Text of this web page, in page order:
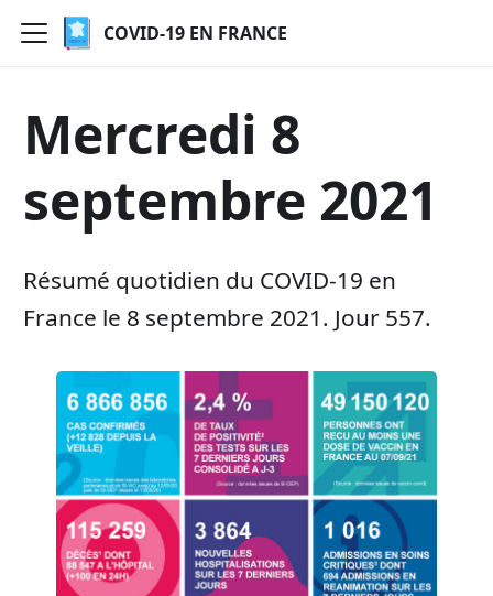
COVID-19 EN FRANCE
Mercredi 8
septembre 2021
Résumé quotidien du COVID-19 en
France le 8 septembre 2021. Jour 557.